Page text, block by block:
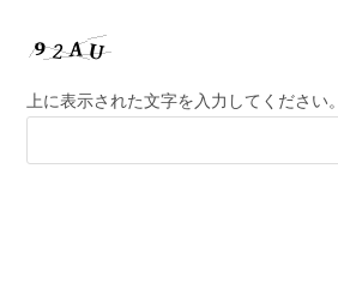
上に表示された文字を入力してください。